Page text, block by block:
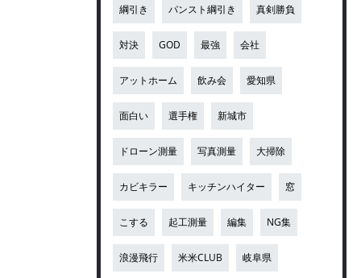
綱引き パンスト綱引き 真剣勝負
対決 GOD 最強 会社
アットホーム 飲み会 愛知県
面白い 選手権 新城市
ドローン測量 写真測量 大掃除
カビキラー キッチンハイター 窓
こする 起工測量 編集 NG集
浪漫飛行 米米CLUB 岐阜県